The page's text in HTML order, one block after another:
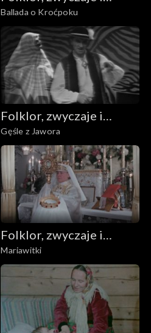
sztuka ludowa
Ballada o Kroćpoku
Folklor, zwyczaje i
sztuka ludowa
Gęśle z Jawora
Folklor, zwyczaje i
sztuka ludowa
Mariawitki